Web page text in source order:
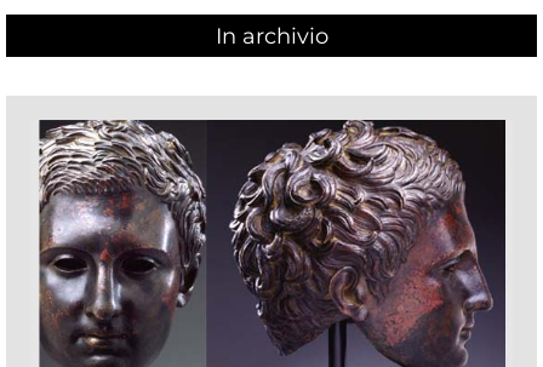
In archivio